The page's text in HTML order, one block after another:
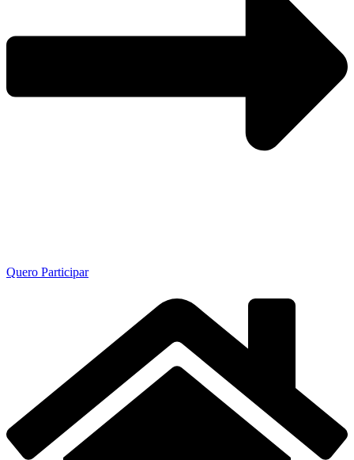
Quero Participar